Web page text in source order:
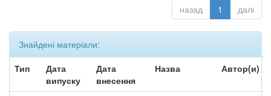
назад 1 далі
Знайдені матеріали:
Тип
Дата
випуску
Дата
внесення
Назва Автор(и)